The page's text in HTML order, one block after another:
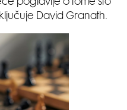
poglavlje o tome što
David Granath.